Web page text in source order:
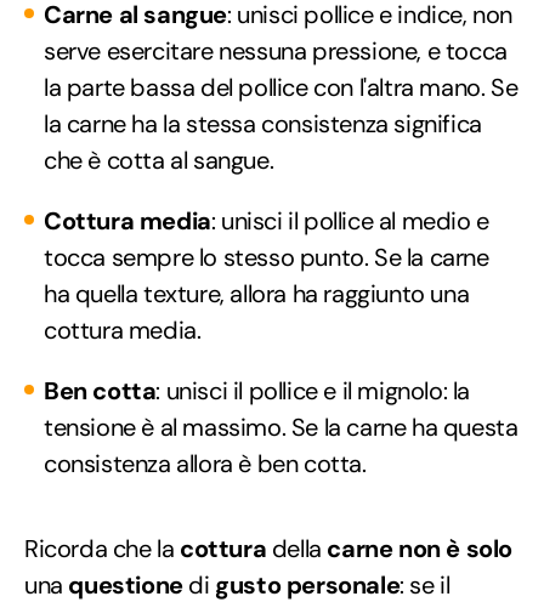
Carne al sangue: unisci pollice e indice, non
serve esercitare nessuna pressione, e tocca
la parte bassa del pollice con l'altra mano. Se
la carne ha la stessa consistenza significa
che è cotta al sangue.
Cottura media: unisci il pollice al medio e
tocca sempre lo stesso punto. Se la carne
ha quella texture, allora ha raggiunto una
cottura media.
Ben cotta: unisci il pollice e il mignolo: la
tensione è al massimo. Se la carne ha questa
consistenza allora è ben cotta.
Ricorda che la cottura della carne non è solo
una questionedi gusto personale: se il